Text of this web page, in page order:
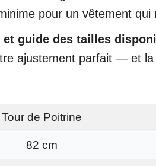
pour un vêtement qui
guide des tailles
ajustement parfait — et
Tour de Poitrine
82 cm